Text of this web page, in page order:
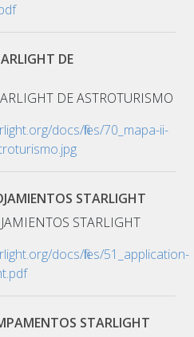
DE
DE ASTROTURISMO
docs/files/70_mapa-ii-
STARLIGHT
STARLIGHT
docs/files/51_application-
STARLIGHT